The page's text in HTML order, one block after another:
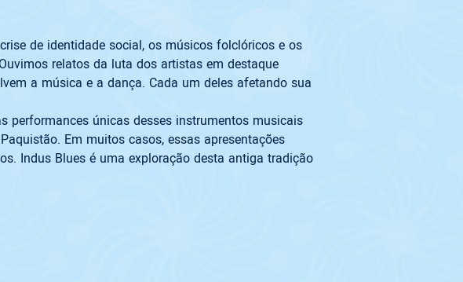
de identidade social, os músicos folclóricos e os
relatos da luta dos artistas em destaque
a música e a dança. Cada um deles afetando sua
performances únicas desses instrumentos musicais
Em muitos casos, essas apresentações
Indus Blues é uma exploração desta antiga tradição